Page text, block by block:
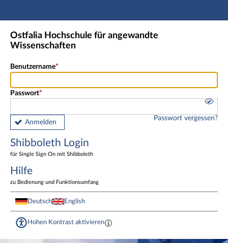
Hauptnavigation
Shibboleth Login
Ostfalia Hochschule für angewandte
Wissenschaften
Benutzername
Passwort
Anmelden
Passwort vergessen?
Shibboleth Login
für Single Sign On mit Shibboleth
Hilfe
zu Bedienung und Funktionsumfang
Deutsch English
Hohen Kontrast aktivieren